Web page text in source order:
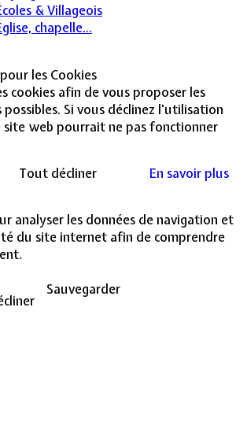
& Villageois
chapelle...
les Cookies
cookies afin de vous proposer les
possibles. Si vous déclinez l'utilisation
site web pourrait ne pas fonctionner
Tout décliner
En savoir plus
analyser les données de navigation et
du site internet afin de comprendre
Sauvegarder